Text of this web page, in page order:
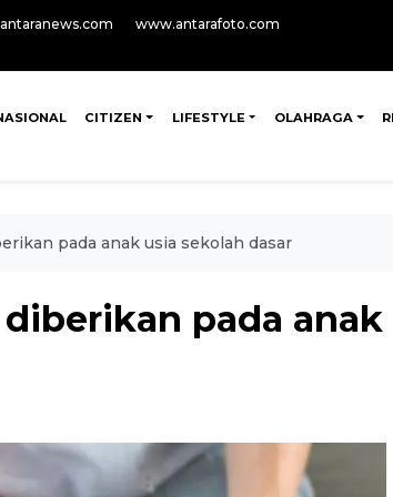
www.antarafoto.com
CITIZEN LIFESTYLE OLAHRAGA
pada anak usia sekolah dasar
pada anak